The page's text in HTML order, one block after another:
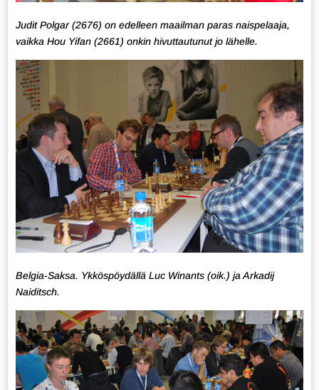
Judit Polgar (2676) on edelleen maailman paras naispelaaja,
vaikka Hou Yifan (2661) onkin hivuttautunut jo lähelle.
Belgia-Saksa. Ykköspöydällä Luc Winants (oik.) ja Arkadij
Naiditsch.